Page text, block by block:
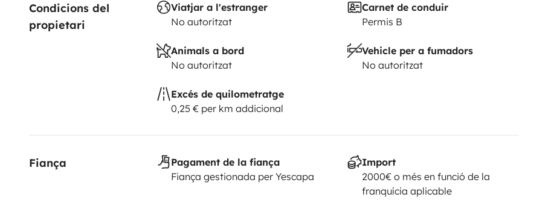
Condicions del
propietari
Viatjar a l'estranger
No autoritzat
Carnet de conduir
Permis B
Animals a bord
No autoritzat
Vehicle per a fumadors
No autoritzat
Excés de quilometratge
0,25 € per km addicional
Fiança
Pagament de la fiança
Fiança gestionada per Yescapa
Import
2000€ o més en funció de la
franquícia aplicable